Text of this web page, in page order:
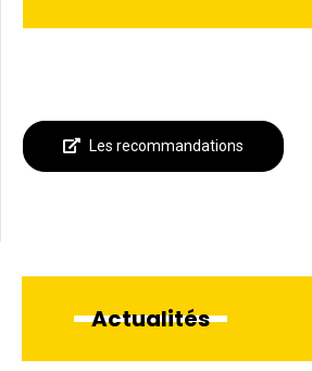
Les recommandations
Actualités